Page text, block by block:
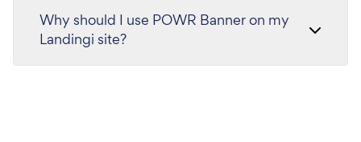
Why should I use POWR Banner on my
Landingi site?